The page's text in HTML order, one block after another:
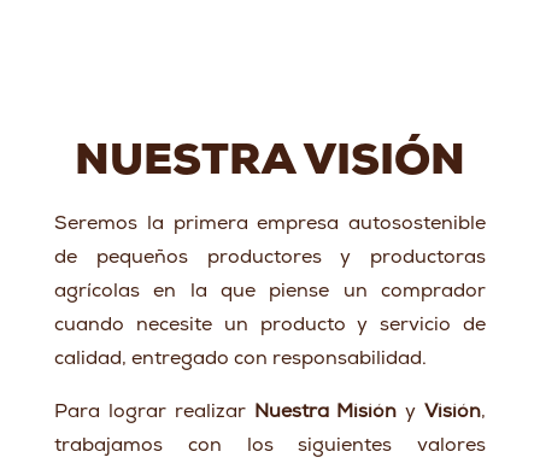
NUESTRA VISIÓN
Seremos la primera empresa autosostenible
de pequeños productores y productoras
agrícolas en la que piense un comprador
cuando necesite un producto y servicio de
calidad, entregado con responsabilidad.
Para lograr realizar Nuestra Misión y Visión,
trabajamos con los siguientes valores